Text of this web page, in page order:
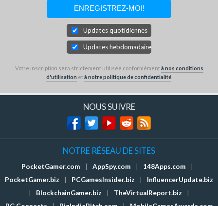
Updates quotidiennes
Updates hebdomadaires
Votre inscription sera strictement utilisée conformémentà nos conditions
d'utilisation età notre politique de confidentialité.
NOUS SUIVRE
NOTRE RÉSEAU DE SITES
PocketGamer.com AppSpy.com 148Apps.com
PocketGamer.biz
PCGamesInsider.biz
InfluencerUpdate.biz
BlockchainGamer.biz TheVirtualReport.biz